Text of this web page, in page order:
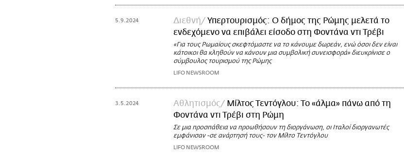
5.9.2024 Διεθνή
Υπερτουρισμός: Ο δήμος της Ρώμης μελετά το
ενδεχόμενο να επιβάλει είσοδο στη Φοντάνα ντι Τρέβι
«Για τους Ρωμαίους σκεφτόμαστε να το κάνουμε δωρεάν, ενώ όσοι δεν είναι
κάτοικοι θα κληθούν να κάνουν μια συμβολική συνεισφορά» διευκρίνισε ο
σύμβουλος τουρισμού της Ρώμης
LIFO NEWSROOM
3.5.2024 Αθλητισμός
Μίλτος Τεντόγλου: Το «άλμα» πάνω από τη
Φοντάνα ντι Τρέβι στη Ρώμη
Σε μια προσπάθεια να προωθήσουν τη διοργάνωση, οι Ιταλοί διοργανωτές
εμφάνισαν -σε ανάρτησή τους- τον Μίλτο Τεντόγλου
LIFO NEWSROOM